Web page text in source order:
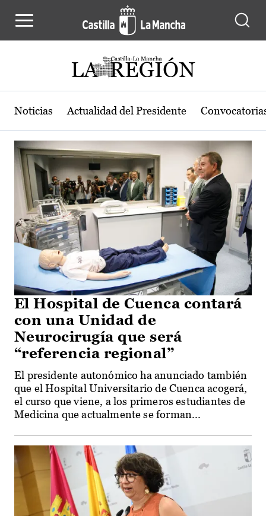
Actualidad de la región de Castilla-
Noticias Actualidad del Presidente
El Hospital de Cuenca contará
con una Unidad de
Neurocirugía que será
“referencia regional”
El presidente autonómico ha anunciado también
que el Hospital Universitario de Cuenca acogerá,
el curso que viene, a los primeros estudiantes de
Medicina que actualmente se forman...